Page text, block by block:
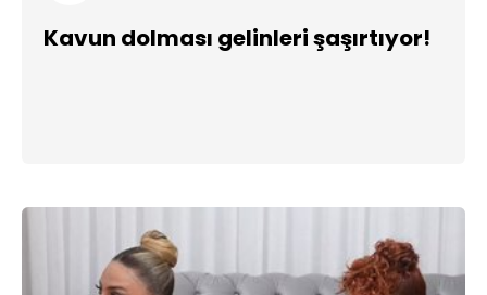
Kavun dolması gelinleri şaşırtıyor!